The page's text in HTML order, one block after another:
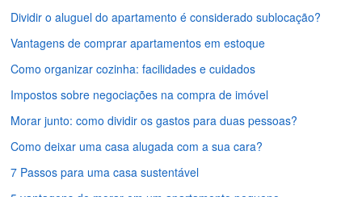
Dividir o aluguel do apartamento é considerado sublocação?
Vantagens de comprar apartamentos em estoque
Como organizar cozinha: facilidades e cuidados
Impostos sobre negociações na compra de imóvel
Morar junto: como dividir os gastos para duas pessoas?
Como deixar uma casa alugada com a sua cara?
7 Passos para uma casa sustentável